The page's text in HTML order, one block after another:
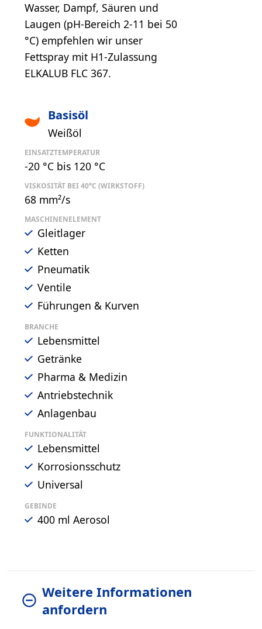
Wasser, Dampf, Säuren und
Laugen (pH-Bereich 2-11 bei 50
°C) empfehlen wir unser
Fettspray mit H1-Zulassung
ELKALUB FLC 367.
Basisöl
Weißöl
EINSATZTEMPERATUR
-20 °C bis 120 °C
VISKOSITÄT BEI 40°C (WIRKSTOFF)
68 mm²/s
MASCHINENELEMENT
Gleitlager
Ketten
Pneumatik
Ventile
Führungen & Kurven
BRANCHE
Lebensmittel
Getränke
Pharma & Medizin
Antriebstechnik
Anlagenbau
FUNKTIONALITÄT
Lebensmittel
Korrosionsschutz
Universal
GEBINDE
400 ml Aerosol
Weitere Informationen
anfordern